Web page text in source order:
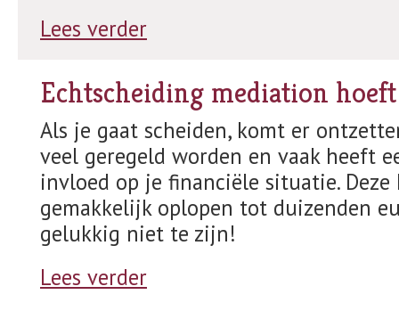
Lees verder
Echtscheiding mediation
Als je gaat scheiden, komt er
veel geregeld worden en vaak heeft
invloed op je financiële situatie.
gemakkelijk oplopen tot duizenden
gelukkig niet te zijn!
Lees verder